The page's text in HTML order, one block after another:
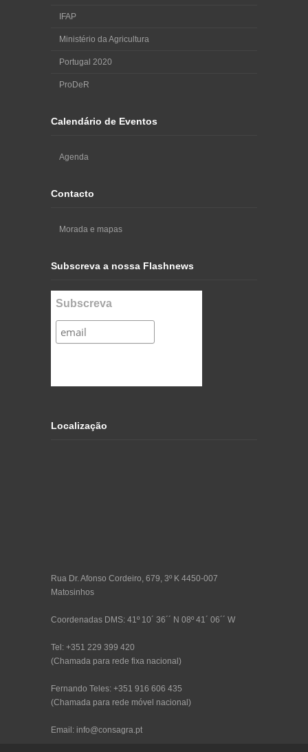
IFAP
Ministério da Agricultura
Portugal 2020
ProDeR
Calendário de Eventos
Agenda
Contacto
Morada e mapas
Subscreva a nossa Flashnews
Subscreva
Localização
Rua Dr. Afonso Cordeiro, 679, 3º K 4450-007
Matosinhos
Coordenadas DMS: 41º 10´ 36´´ N 08º 41´ 06´´ W
Tel: +351 229 399 420
(Chamada para rede fixa nacional)
Fernando Teles: +351 916 606 435
(Chamada para rede móvel nacional)
Email: info@consagra.pt